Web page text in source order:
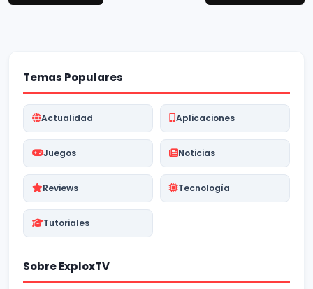
Temas Populares
Actualidad Aplicaciones
Juegos Noticias
Reviews Tecnología
Tutoriales
Sobre ExploxTV